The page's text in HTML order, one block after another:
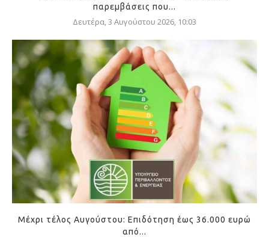
παρεμβάσεις που...
Δευτέρα, 3 Αυγούστου 2026, 10:03
Μέχρι τέλος Αυγούστου: Επιδότηση έως 36.000 ευρώ
από...